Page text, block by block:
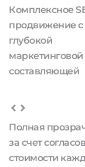
Комплексное
продвижение с
глубокой
маркетинговой
составляющей
Полная
за счет
стоимости